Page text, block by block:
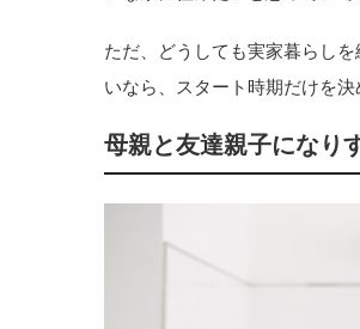
ただ、どうしても実家暮らし
いなら、スタート時期だけを
母親と友達親子になり